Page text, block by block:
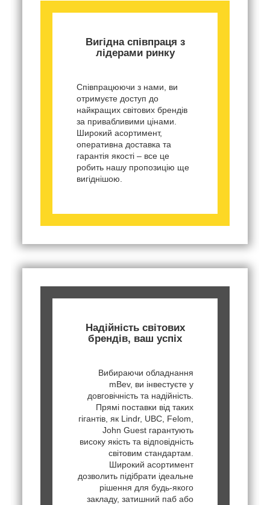
Вигідна співпраця з
лідерами ринку
Співпрацюючи з нами, ви
отримуєте доступ до
найкращих світових брендів
за привабливими цінами.
Широкий асортимент,
оперативна доставка та
гарантія якості – все це
робить нашу пропозицію ще
вигіднішою.
Надійність світових
брендів, ваш успіх
Вибираючи обладнання
mBev, ви інвестуєте у
довговічність та надійність.
Прямі поставки від таких
гігантів, як Lindr, UBC, Felom,
John Guest гарантують
високу якість та відповідність
світовим стандартам.
Широкий асортимент
дозволить підібрати ідеальне
рішення для будь-якого
закладу, затишний паб або